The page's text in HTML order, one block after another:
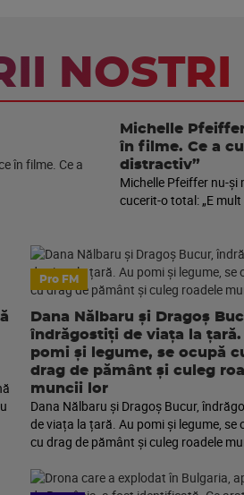
NOSTRI
Michelle
în filme. Ce a
distractiv”
Michelle Pfeiffer nu-și
cucerit-o total: „E
Pro FM
Dana Nălbaru și Dragoș
îndrăgostiți de viața la țară.
pomi și legume, se ocupă
drag de pământ și culeg
muncii lor
Dana Nălbaru și Dragoș Bucur,
de viața la țară. Au pomi și legume, se
cu drag de pământ și culeg roadele